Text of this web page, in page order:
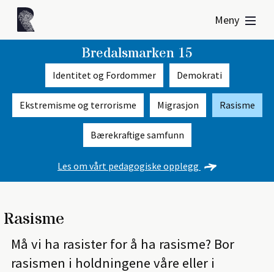
Meny
Bredalsmarken 15
Identitet og Fordommer Demokrati
Ekstremisme og terrorisme Migrasjon Rasisme
Bærekraftige samfunn
Les om vårt pedagogiske opplegg
Rasisme
Må vi ha rasister for å ha rasisme? Bor
rasismen i holdningene våre eller i